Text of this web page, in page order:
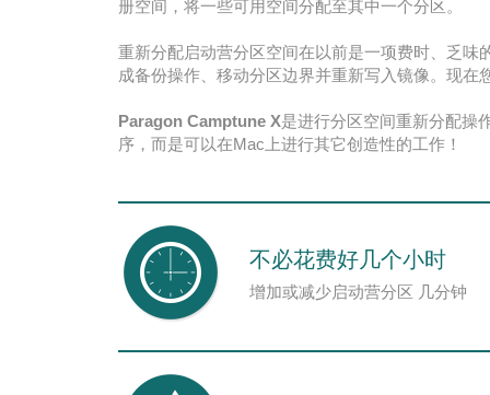
册空间，将一些可用空间分配至其中一个分区。
重新分配启动营分区空间在以前是一项费时、乏
成备份操作、移动分区边界并重新写入镜像。现
Paragon Camptune X是进行分区空间重新分配操
序，而是可以在Mac上进行其它创造性的工作！
不必花费好几个小时
增加或减少启动营分区 几分钟